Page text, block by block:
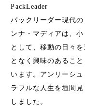
PackLeader
パックリーダー現代
ンナ・マディアは、
として、移動の日々
となく興味のあるこ
います。アンリーシ
ラフルな人生を垣間
しました。